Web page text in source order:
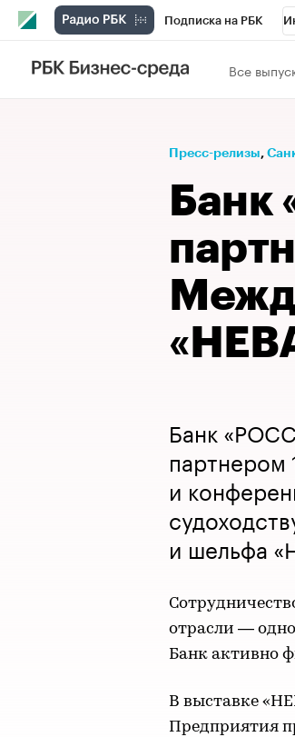
Подписка на РБК
Телеканал
Спецпроекты
Все
Пресс-релизы⁠,
Банк
партнером
и
и шельфа
отрасли —
Банк активно
В выставке
Предприятия